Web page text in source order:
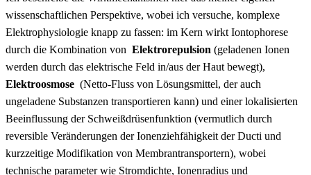
wissenschaftlichen Perspektive,​ wobei ich versuche, komplexe
‌Elektrophysiologie knapp zu ​fassen:⁣ im Kern wirkt Iontophorese
durch die Kombination von ⁢ Elektrorepulsion ⁤(geladenen ‌Ionen
werden durch das⁣ elektrische Feld in/aus der Haut bewegt),
Elektroosmose ‍ (Netto-Fluss ⁢von ​Lösungsmittel, der auch
‍ungeladene Substanzen⁣ transportieren kann)‍ und einer lokalisierten
Beeinflussung der Schweißdrüsenfunktion (vermutlich‌ durch ​
reversible Veränderungen⁣ der Ionenziehfähigkeit ⁣der Ducti und
kurzzeitige Modifikation von⁣ Membrantransportern), wobei
technische parameter wie Stromdichte, Ionenradius⁣ und